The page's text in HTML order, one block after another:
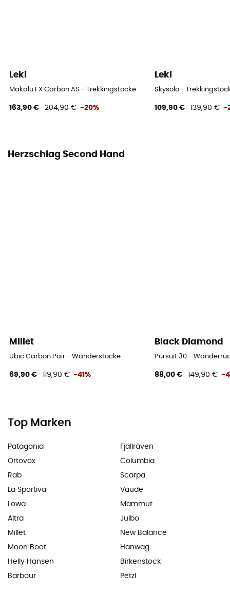
Leki
Makalu FX Carbon AS - Trekkingstöcke
163,90 € 204,90 € -20%
Leki
Skysolo -
109,90 € 139,90 € -
Herzschlag Second Hand
Millet
Ubic Carbon Pair - Wanderstöcke
69,90 € 119,90 € -41%
Black Diamond
Pursuit 30 -
88,00 € 149,90 € -
Top Marken
Patagonia
Ortovox
Rab
La Sportiva
Lowa
Altra
Millet
Moon Boot
Helly Hansen
Barbour
Fjällräven
Columbia
Scarpa
Vaude
Mammut
Julbo
New Balance
Hanwag
Birkenstock
Petzl